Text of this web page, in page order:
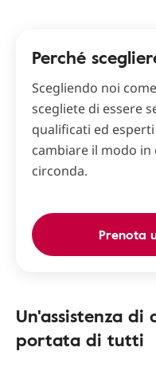
Perché
Scegliendo noi
scegliete di essere
qualificati ed
cambiare il modo in
circonda.
Prenota
Un'assistenza
portata di tutti